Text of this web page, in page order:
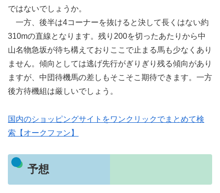
ではないでしょうか。
一方、後半は4コーナーを抜けると決して長くはない約
310mの直線となります。残り200を切ったあたりから中
山名物急坂が待ち構えておりここで止まる馬も少なくあり
ません。傾向としては逃げ先行がぎりぎり残る傾向があり
ますが、中団待機馬の差しもそこそこ期待できます。一方
後方待機組は厳しいでしょう。
国内のショッピングサイトをワンクリックでまとめて検
索【オークファン】
予想